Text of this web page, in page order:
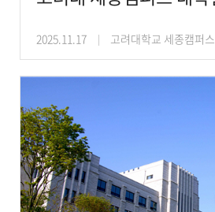
2025.11.17 고려대학교 세종캠퍼스